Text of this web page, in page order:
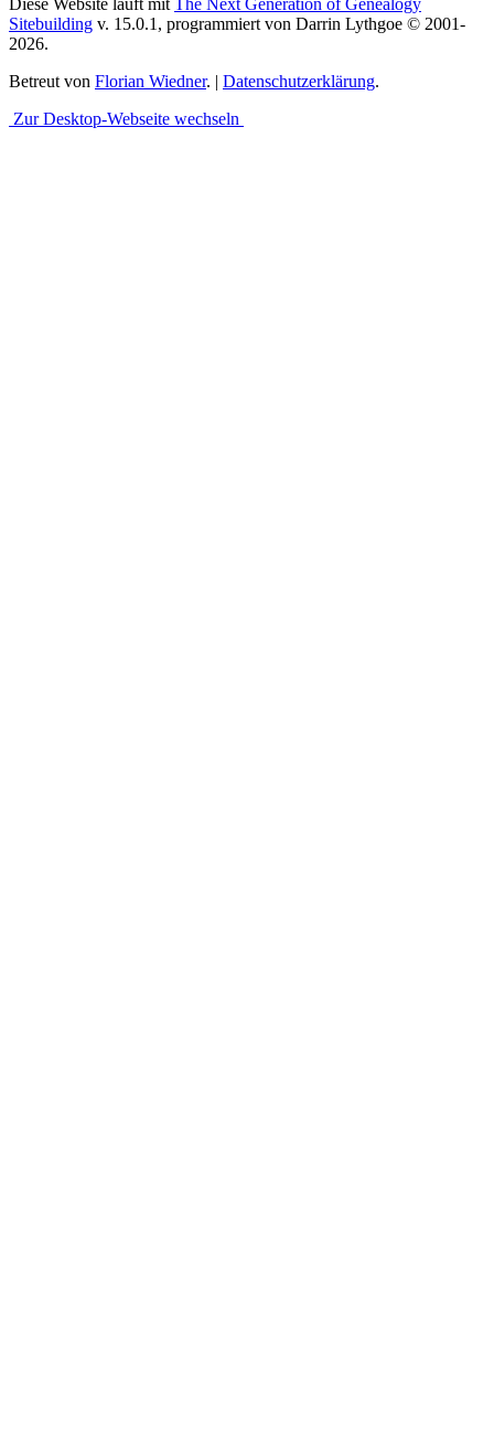
Sitebuilding v. 15.0.1, programmiert von Darrin Lythgoe © 2001-
2026.
Betreut von Florian Wiedner. | Datenschutzerklärung.
Zur Desktop-Webseite wechseln